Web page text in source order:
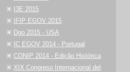
I3E 2015
IFIP EGOV 2015
Dgo 2015 - USA
IC EGOV 2014 - Portugal
CONIP 2014 - Edição Histórica
XIX Congreso Internacional del